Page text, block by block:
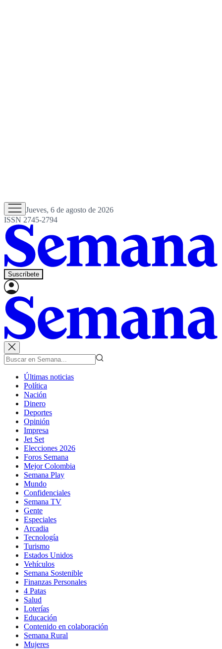
Jueves, 6 de agosto de 2026
ISSN 2745-2794
Suscríbete
Últimas noticias
Política
Nación
Dinero
Deportes
Opinión
Impresa
Jet Set
Elecciones 2026
Foros Semana
Mejor Colombia
Semana Play
Mundo
Confidenciales
Semana TV
Gente
Especiales
Arcadia
Tecnología
Turismo
Estados Unidos
Vehículos
Semana Sostenible
Finanzas Personales
4 Patas
Salud
Loterías
Educación
Contenido en colaboración
Semana Rural
Mujeres